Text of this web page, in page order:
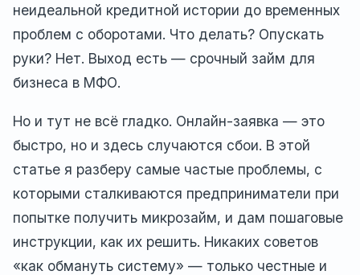
неидеальной кредитной истории до временных
проблем с оборотами. Что делать? Опускать
руки? Нет. Выход есть — срочный займ для
бизнеса в МФО.
Но и тут не всё гладко. Онлайн-заявка — это
быстро, но и здесь случаются сбои. В этой
статье я разберу самые частые проблемы, с
которыми сталкиваются предприниматели при
попытке получить микрозайм, и дам пошаговые
инструкции, как их решить. Никаких советов
«как обмануть систему» — только честные и